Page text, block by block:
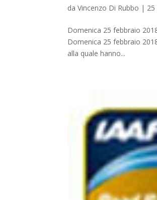
daVincenzo Di Rubbo |
Domenica 25 febbraio
Domenica 25 febbraio
alla quale hanno...